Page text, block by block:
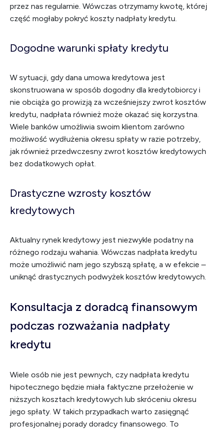
przez nas regularnie. Wówczas otrzymamy kwotę, której
część mogłaby pokryć koszty nadpłaty kredytu.
Dogodne warunki spłaty kredytu
W sytuacji, gdy dana umowa kredytowa jest
skonstruowana w sposób dogodny dla kredytobiorcy i
nie obciąża go prowizją za wcześniejszy zwrot kosztów
kredytu, nadpłata również może okazać się korzystna.
Wiele banków umożliwia swoim klientom zarówno
możliwość wydłużenia okresu spłaty w razie potrzeby,
jak również przedwczesny zwrot kosztów kredytowych
bez dodatkowych opłat.
Drastyczne wzrosty kosztów
kredytowych
Aktualny rynek kredytowy jest niezwykle podatny na
różnego rodzaju wahania. Wówczas nadpłata kredytu
może umożliwić nam jego szybszą spłatę, a w efekcie –
uniknąć drastycznych podwyżek kosztów kredytowych.
Konsultacja z doradcą finansowym
podczas rozważania nadpłaty
kredytu
Wiele osób nie jest pewnych, czy nadpłata kredytu
hipotecznego będzie miała faktyczne przełożenie w
niższych kosztach kredytowych lub skróceniu okresu
jego spłaty. W takich przypadkach warto zasięgnąć
profesjonalnej porady doradcy finansowego. To